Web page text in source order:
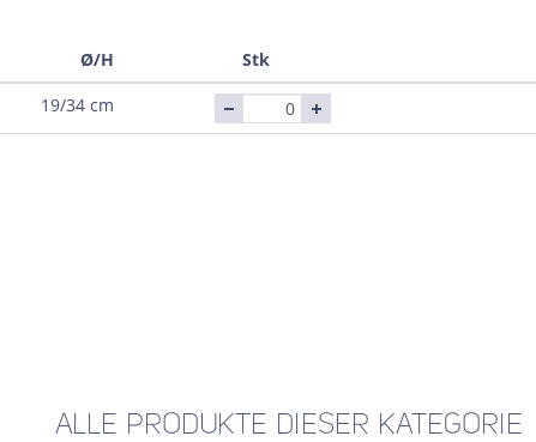
Ø/H Stk
19/34 cm
ALLE PRODUKTE DIESER KATEGORIE